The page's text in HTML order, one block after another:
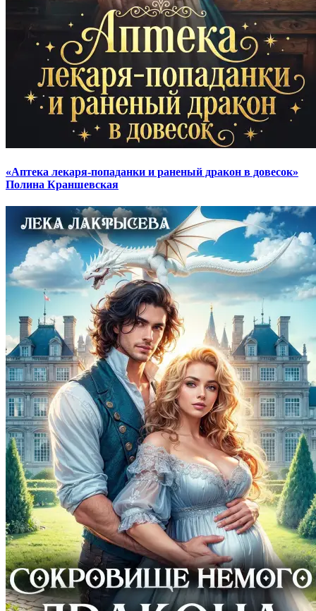
«Аптека лекаря-попаданки и раненый дракон в довесок»
Полина Краншевская